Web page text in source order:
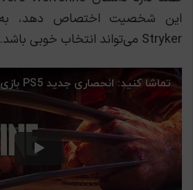
Stryker می‌تواند انتخاب خوبی باشد.